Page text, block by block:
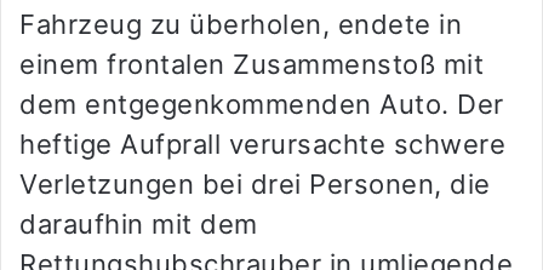
Fahrzeug zu überholen, endete in
einem frontalen Zusammenstoß mit
dem entgegenkommenden Auto. Der
heftige Aufprall verursachte schwere
Verletzungen bei drei Personen, die
daraufhin mit dem
Rettungshubschrauber in umliegende